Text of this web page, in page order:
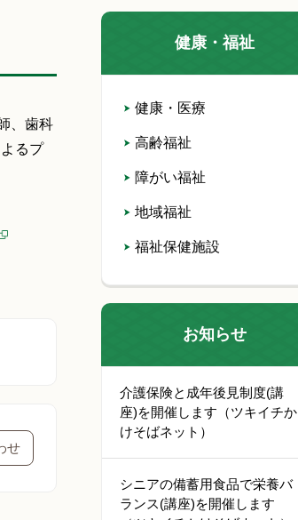
、歯科
るプ
せ
健康・福祉
健康・医療
高齢福祉
障がい福祉
地域福祉
福祉保健施設
お知らせ
介護保険と成年後見制度(講
座)を開催します（ツキイチか
けそばネット）
シニアの備蓄用食品で栄養バ
ランス(講座)を開催します